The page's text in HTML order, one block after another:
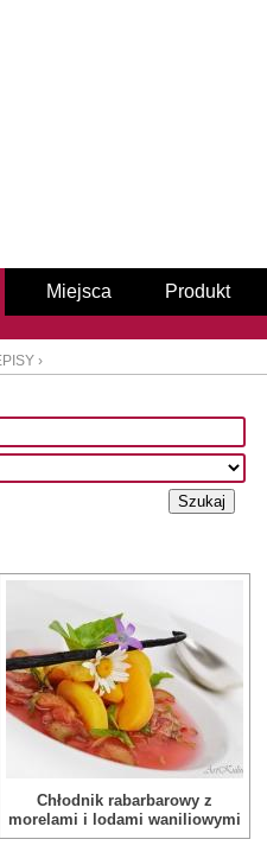
Miejsca Produkt
›
Chłodnik rabarbarowy z
morelami i lodami waniliowymi